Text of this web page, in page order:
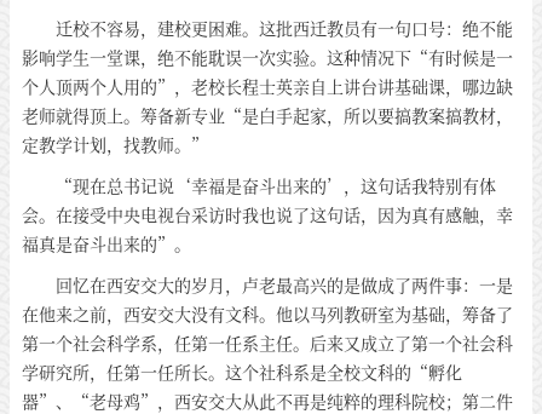
迁校不容易，建校更困难。这批西迁教员有一句口号：绝不能
影响学生一堂课，绝不能耽误一次实验。这种情况下“有时候是一
个人顶两个人用的”，老校长程士英亲自上讲台讲基础课，哪边缺
老师就得顶上。筹备新专业“是白手起家，所以要搞教案搞教材，
定教学计划，找教师。”
“现在总书记说‘幸福是奋斗出来的’，这句话我特别有体
会。在接受中央电视台采访时我也说了这句话，因为真有感触，幸
福真是奋斗出来的”。
回忆在西安交大的岁月，卢老最高兴的是做成了两件事：一是
在他来之前，西安交大没有文科。他以马列教研室为基础，筹备了
第一个社会科学系，任第一任系主任。后来又成立了第一个社会科
学研究所，任第一任所长。这个社科系是全校文科的“孵化
器”、“老母鸡”，西安交大从此不再是纯粹的理科院校；第二件